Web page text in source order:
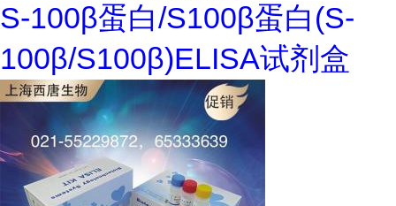
S-100β蛋白/S100β蛋白(S-
100β/S100β)ELISA试剂盒